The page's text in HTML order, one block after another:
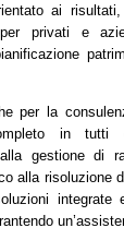
ai
privati e
per la
in tutti
gestione di
alla risoluzione
integrate